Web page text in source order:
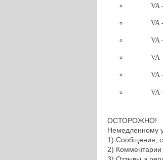
VA
VA
VA
VA
VA
VA
ОСТОРОЖНО!
Немедленному
1) Сообщения,
2) Комментарии